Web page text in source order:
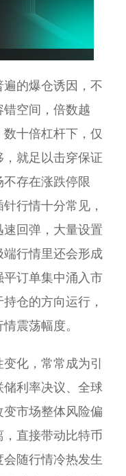
的爆仓诱因，不
错空间，倍数越
十倍杠杆下，仅
就足以击穿保证
存在涨跌停限
行情十分常见，
回弹，大量设置
行情里还会形成
订单集中涌入市
仓的方向运行，
震荡幅度。
化，常常成为引
利率决议、全球
市场整体风险偏
直接带动比特币
随行情冷热发生